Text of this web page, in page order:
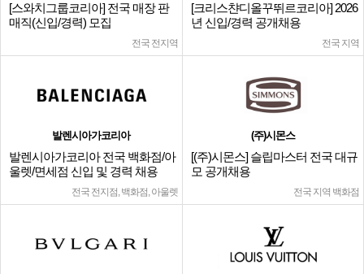
[스와치그룹코리아] 전국 매장 판
매직(신입/경력) 모집
전국 전지역
[크리스챤디올꾸뛰르코리아] 2026
년 신입/경력 공개채용
전국 지역
발렌시아가코리아
발렌시아가코리아 전국 백화점/아
울렛/면세점 신입 및 경력 채용
전국 전지점, 백화점, 아울렛
(주)시몬스
[(주)시몬스] 슬립마스터 전국 대규
모 공개채용
전국 지역 백화점